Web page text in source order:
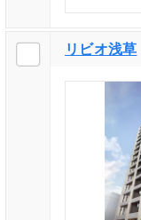
リビオ浅草